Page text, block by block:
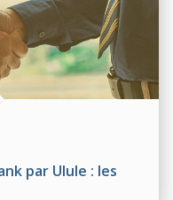
par Ulule : les